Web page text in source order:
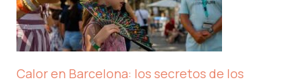
Calor en Barcelona: los secretos de los